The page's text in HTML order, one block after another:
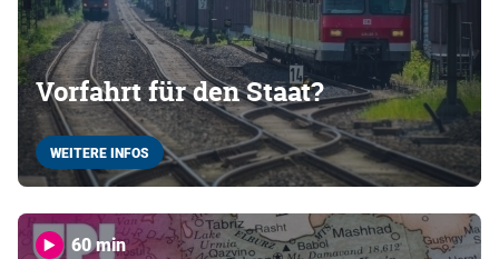
Vorfahrt für den Staat?
WEITERE INFOS
60 min